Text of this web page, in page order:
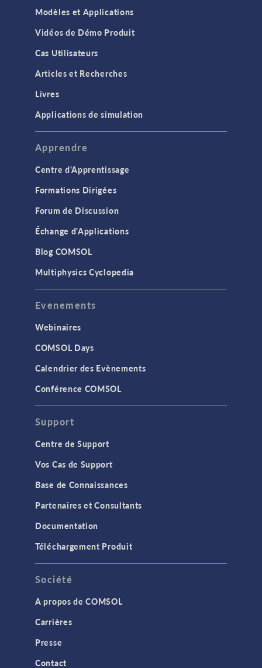
Modèles et Applications
Vidéos de Démo Produit
Cas Utilisateurs
Articles et Recherches
Livres
Applications de simulation
Apprendre
Centre d'Apprentissage
Formations Dirigées
Forum de Discussion
Échange d'Applications
Blog COMSOL
Multiphysics Cyclopedia
Evenements
Webinaires
COMSOL Days
Calendrier des Evènements
Conférence COMSOL
Support
Centre de Support
Vos Cas de Support
Base de Connaissances
Partenaires et Consultants
Documentation
Téléchargement Produit
Société
A propos de COMSOL
Carrières
Presse
Contact